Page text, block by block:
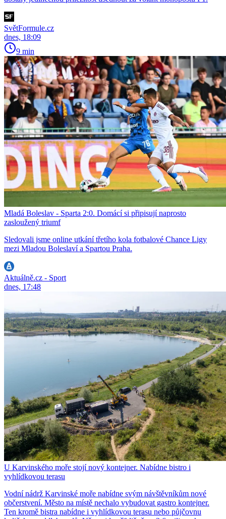
SvětFormule.cz
dnes, 18:09
9 min
Mladá Boleslav - Sparta 2:0. Domácí si připisují naprosto
zasloužený triumf
Sledovali jsme online utkání třetího kola fotbalové Chance Ligy
mezi Mladou Boleslaví a Spartou Praha.
Aktuálně.cz - Sport
dnes, 17:48
U Karvinského moře stojí nový kontejner. Nabídne bistro i
vyhlídkovou terasu
Vodní nádrž Karvinské moře nabídne svým návštěvníkům nové
občerstvení. Město na místě nechalo vybudovat gastro kontejner.
Ten kromě bistra nabídne i vyhlídkovou terasu nebo půjčovnu